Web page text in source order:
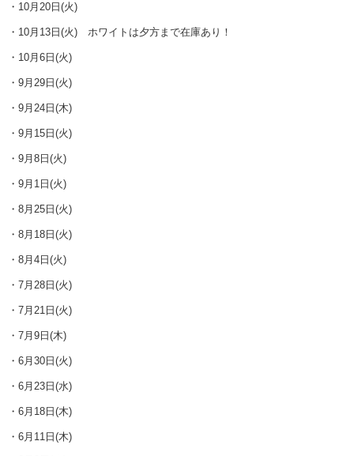
・10月20日(火)
・10月13日(火) ホワイトは夕方まで在庫あり！
・10月6日(火)
・9月29日(火)
・9月24日(木)
・9月15日(火)
・9月8日(火)
・9月1日(火)
・8月25日(火)
・8月18日(火)
・8月4日(火)
・7月28日(火)
・7月21日(火)
・7月9日(木)
・6月30日(火)
・6月23日(水)
・6月18日(木)
・6月11日(木)